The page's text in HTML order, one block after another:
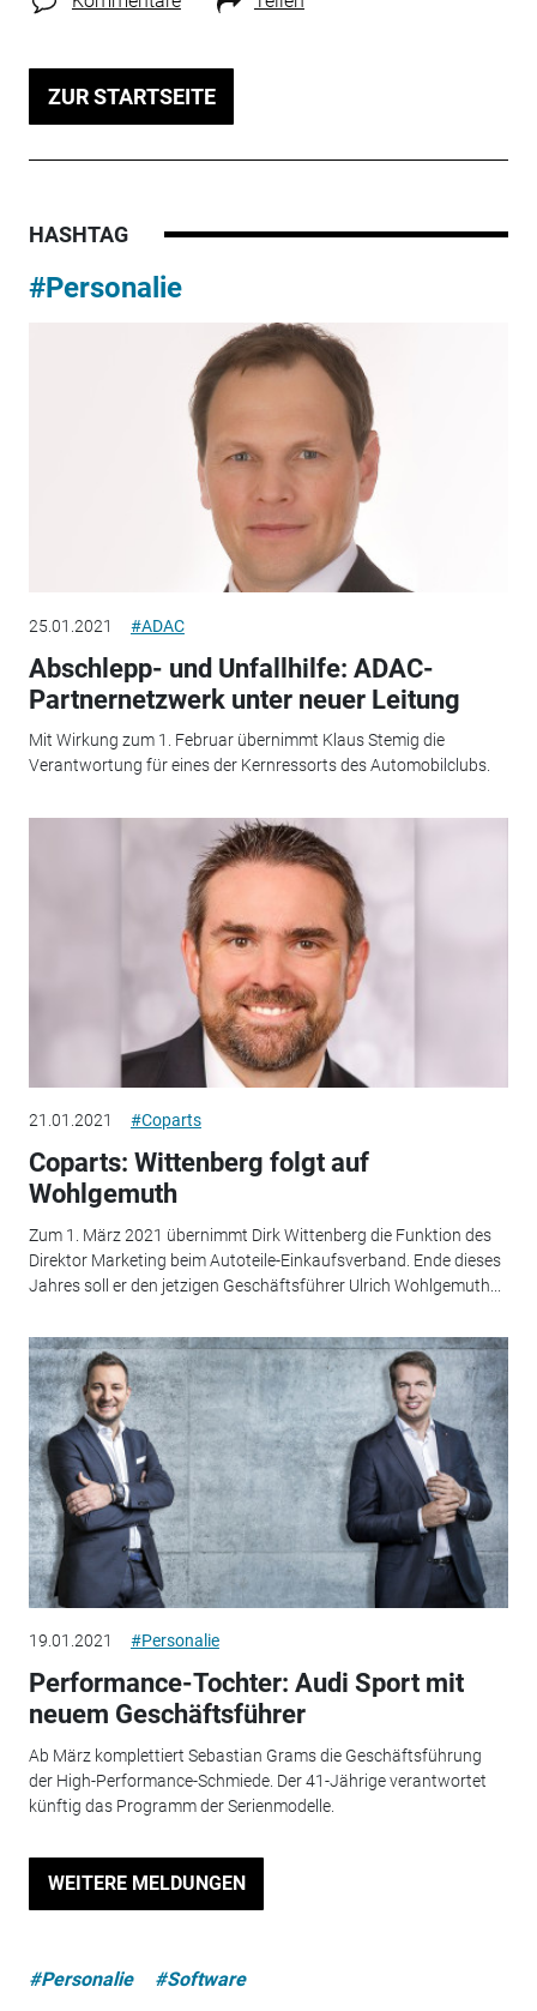
ZUR STARTSEITE
HASHTAG
#Personalie
25.01.2021 #ADAC
Abschlepp- und Unfallhilfe: ADAC-
Partnernetzwerk unter neuer Leitung
Mit Wirkung zum 1. Februar übernimmt Klaus Stemig die
Verantwortung für eines der Kernressorts des Automobilclubs.
21.01.2021 #Coparts
Coparts: Wittenberg folgt auf
Wohlgemuth
Zum 1. März 2021 übernimmt Dirk Wittenberg die Funktion des
Direktor Marketing beim Autoteile-Einkaufsverband. Ende dieses
Jahres soll er den jetzigen Geschäftsführer Ulrich Wohlgemuth...
19.01.2021 #Personalie
Performance-Tochter: Audi Sport mit
neuem Geschäftsführer
Ab März komplettiert Sebastian Grams die Geschäftsführung
der High-Performance-Schmiede. Der 41-Jährige verantwortet
künftig das Programm der Serienmodelle.
WEITERE MELDUNGEN
#Personalie #Software